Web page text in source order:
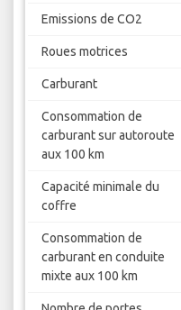
Emissions de CO2
Roues motrices
Carburant
Consommation de
carburant sur autoroute
aux 100 km
Capacité minimale du
coffre
Consommation de
carburant en conduite
mixte aux 100 km